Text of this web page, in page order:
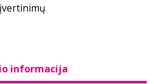
informacija